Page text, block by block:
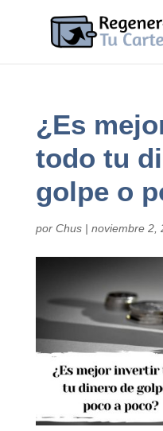
¿Es
todo tu
golpe o
por Chus| noviembre 2,